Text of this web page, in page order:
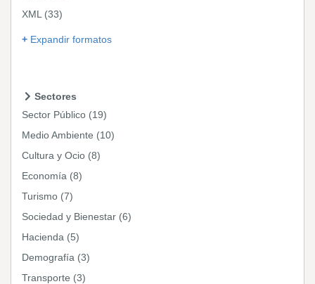
XML (33)
Expandir formatos
Sectores
Sector Público (19)
Medio Ambiente (10)
Cultura y Ocio (8)
Economía (8)
Turismo (7)
Sociedad y Bienestar (6)
Hacienda (5)
Demografía (3)
Transporte (3)